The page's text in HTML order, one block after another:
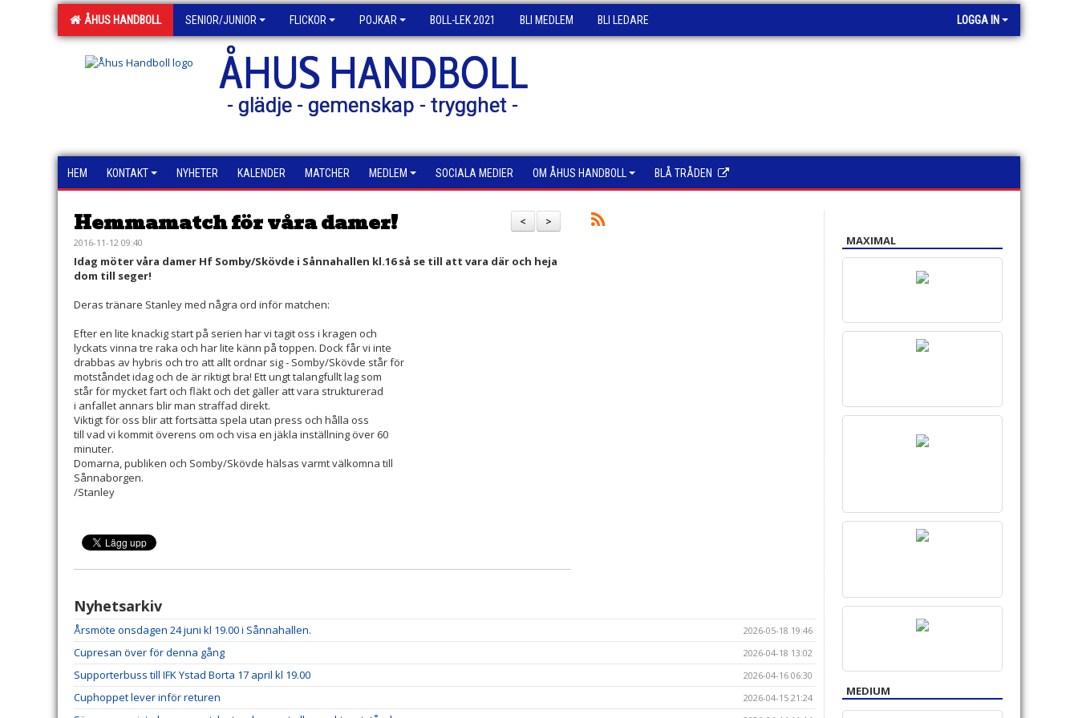
ÅHUS HANDBOLL SENIOR/JUNIOR FLICKOR POJKAR BOLL-LEK 2021 BLI MEDLEM BLI LEDARE LOGGA IN
ÅHUS HANDBOLL
- glädje - gemenskap - trygghet -
HEM KONTAKT NYHETER KALENDER MATCHER MEDLEM SOCIALA MEDIER OM ÅHUS HANDBOLL BLÅ TRÅDEN
>
<
Hemmamatch för våra damer!
2016-11-12 09:40
Idag möter våra damer Hf Somby/Skövde i Sånnahallen kl.16 så se till att vara där och heja
dom till seger!
Deras tränare Stanley med några ord inför matchen:
Efter en lite knackig start på serien har vi tagit oss i kragen och
lyckats vinna tre raka och har lite känn på toppen. Dock får vi inte
drabbas av hybris och tro att allt ordnar sig - Somby/Skövde står för
motståndet idag och de är riktigt bra! Ett ungt talangfullt lag som
står för mycket fart och fläkt och det gäller att vara strukturerad
i anfallet annars blir man straffad direkt.
Viktigt för oss blir att fortsätta spela utan press och hålla oss
till vad vi kommit överens om och visa en jäkla inställning över 60
minuter.
Domarna, publiken och Somby/Skövde hälsas varmt välkomna till
Sånnaborgen.
/Stanley
Nyhetsarkiv
Årsmöte onsdagen 24 juni kl 19.00 i Sånnahallen. 2026-05-18 19:46
Cupresan över för denna gång 2026-04-18 13:02
Supporterbuss till IFK Ystad Borta 17 april kl 19.00 2026-04-16 06:30
Cuphoppet lever inför returen 2026-04-15 21:24
MAXIMAL
MEDIUM